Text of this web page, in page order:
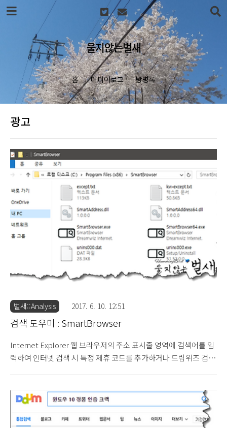
본문 바로가기
울지않는벌새
홈 미디어로그 방명록
광고
벌새::Analysis 2017. 6. 10. 12:51
검색 도우미 : SmartBrowser
Internet Explorer 웹 브라우저의 주소 표시줄 영역에 검색어를 입
력하여 인터넷 검색 시 특정 제휴 코드를 추가하거나 드림위즈 검색
AhnLab V3 365 Clinic : PUP/Win32.SmartAddress.C1983433)
에 대해 살펴보도록 하겠습니다. 검색 도우미 : SmartAddress
(2015.11.21) 해당 광고 프로그램은 기존에 유사한 기능을 가진